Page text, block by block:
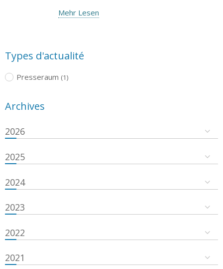
Mehr Lesen
Types d'actualité
Presseraum (1)
Archives
2026
2025
2024
2023
2022
2021